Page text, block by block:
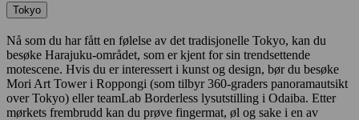
Tokyo
Nå som du har fått en følelse av det tradisjonelle Tokyo, kan du
besøke Harajuku-området, som er kjent for sin trendsettende
motescene. Hvis du er interessert i kunst og design, bør du besøke
Mori Art Tower i Roppongi (som tilbyr 360-graders panoramautsikt
over Tokyo) eller teamLab Borderless lysutstilling i Odaiba. Etter
mørkets frembrudd kan du prøve fingermat, øl og sake i en av